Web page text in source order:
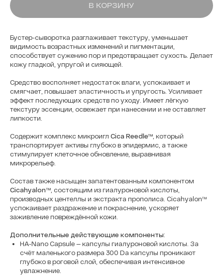
В КОРЗИНУ
Бустер-сыворотка разглаживает текстуру, уменьшает
видимость возрастных изменений и пигментации,
способствует сужению пор и предотвращает сухость. Делает
кожу гладкой, упругой и сияющей.
Средство восполняет недостаток влаги, успокаивает и
смягчает, повышает эластичность и упругость. Усиливает
эффект последующих средств по уходу. Имеет лёгкую
текстуру эссенции, освежает при нанесении и не оставляет
липкости.
Содержит комплекс микроигл Cica Reedle™ , который
транспортирует активы глубоко в эпидермис, а также
стимулирует клеточное обновление, выравнивая
микрорельеф.
Состав также насыщен запатентованным компонентом
Cicahyalon™ , состоящим из гиалуроновой кислоты,
производных центеллы и экстракта прополиса. Cicahyalon™
успокаивает раздражение и покраснение, ускоряет
заживление повреждённой кожи.
Дополнительные действующие компоненты:
HA-Nano Capsule — капсулы гиалуроновой кислоты. За
счёт маленького размера 300 Da капсулы проникают
глубоко в роговой слой, обеспечивая интенсивное
увлажнение.